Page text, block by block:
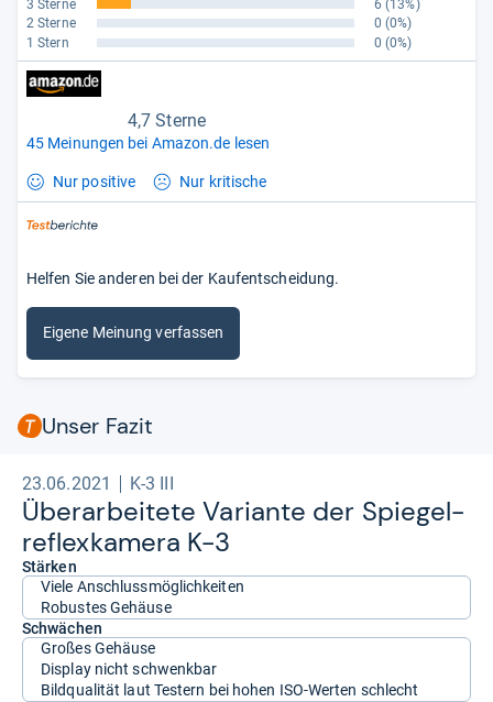
3 Sterne 6 (13%)
2 Sterne
0 (0%)
1 Stern
0 (0%)
4,7 Sterne
45 Meinungen bei Amazon.de lesen
Nur positive Nur kritische
Helfen Sie anderen bei der Kaufentscheidung.
Eigene Meinung verfassen
Unser Fazit
23.06.2021 K-3 III
Über­ar­bei­tete Vari­ante der Spie­gel­
re­flex­ka­mera K-​3
Stärken
Viele Anschlussmöglichkeiten
Robustes Gehäuse
Schwächen
Großes Gehäuse
Display nicht schwenkbar
Bildqualität laut Testern bei hohen ISO-Werten schlecht